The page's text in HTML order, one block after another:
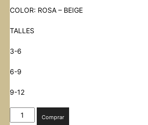
COLOR: ROSA – BEIGE
TALLES
3-6
6-9
9-12
CONJUNTO
EN
Comprar